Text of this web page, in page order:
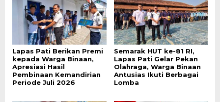
Lapas Pati Berikan Premi
kepada Warga Binaan,
Apresiasi Hasil
Pembinaan Kemandirian
Periode Juli 2026
Semarak HUT ke-81 RI,
Lapas Pati Gelar Pekan
Olahraga, Warga Binaan
Antusias Ikuti Berbagai
Lomba